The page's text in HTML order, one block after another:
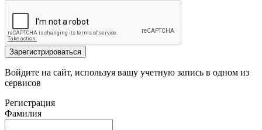
Зарегистрироваться
Войдите на сайт, используя вашу учетную запись в одном из
сервисов
Регистрация
Фамилия